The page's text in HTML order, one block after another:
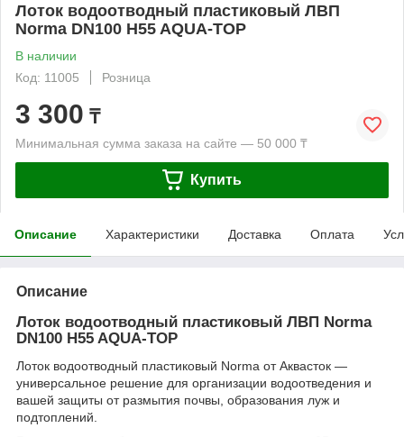
Лоток водоотводный пластиковый ЛВП
Norma DN100 H55 AQUA-TOP
В наличии
Код: 11005
Розница
3 300 ₸
Минимальная сумма заказа на сайте — 50 000 ₸
Купить
Описание Характеристики Доставка Оплата
Описание
Лоток водоотводный пластиковый ЛВП Norma
DN100 H55 AQUA-TOP
Лоток водоотводный пластиковый Norma от Аквасток —
универсальное решение для организации водоотведения и
вашей защиты от размытия почвы, образования луж и
подтоплений.